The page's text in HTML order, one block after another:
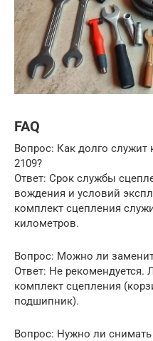
FAQ
Вопрос: Как долго
2109?
Ответ: Срок службы
вождения и условий
комплект сцепления
километров.
Вопрос: Можно ли
Ответ: Не рекомендуется.
комплект сцепления
подшипник).
Вопрос: Нужно ли